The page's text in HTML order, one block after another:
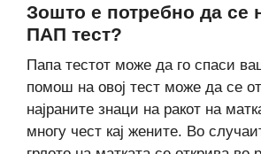
Зошто е потребно да се
ПАП тест?
Папа тестот може да го спаси
помош на овој тест може да се
најраните знаци на ракот на
многу чест кај жените. Во